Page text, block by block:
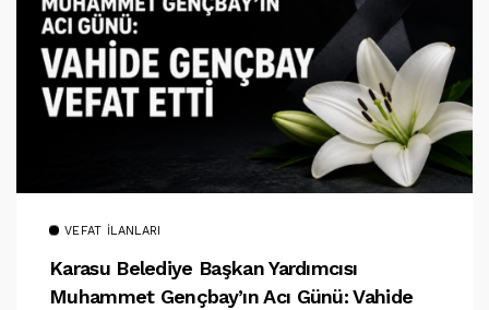
VEFAT İLANLARI
Karasu Belediye Başkan Yardımcısı
Muhammet Gençbay’ın Acı Günü: Vahide